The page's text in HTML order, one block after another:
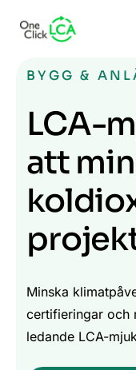
BYGG &
LCA-
att
Minska
certifieringar och
ledande LCA-